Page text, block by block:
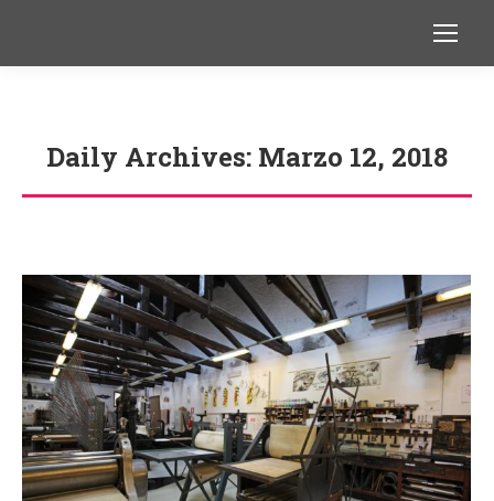
Daily Archives: Marzo 12, 2018
You are here: